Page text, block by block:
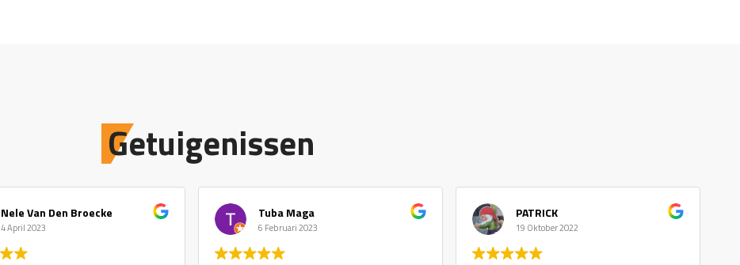
Getuigenissen
Nele Van Den Broecke
4 April 2023
Tuba Maga
6 Februari 2023
PATRICK
19 Oktober 2022